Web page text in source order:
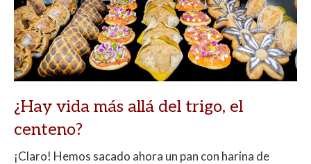
¿Hay vida más allá del trigo, el
centeno?
¡Claro! Hemos sacado ahora un pan con harina de